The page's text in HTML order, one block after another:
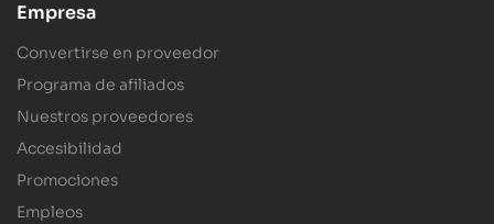
Empresa
Convertirse en proveedor
Programa de afiliados
Nuestros proveedores
Accesibilidad
Promociones
Empleos